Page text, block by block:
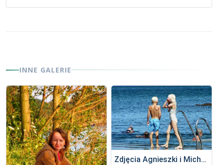
INNE GALERIE
Zdjęcia Agnieszki i Michała